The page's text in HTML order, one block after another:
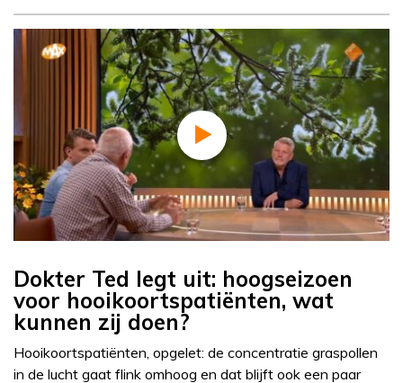
Dokter Ted legt uit: hoogseizoen
voor hooikoortspatiënten, wat
kunnen zij doen?
Hooikoortspatiënten, opgelet: de concentratie graspollen
in de lucht gaat flink omhoog en dat blijft ook een paar